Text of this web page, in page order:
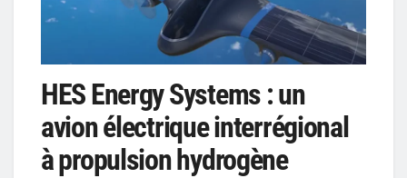
HES Energy Systems : un
avion électrique interrégional
à propulsion hydrogène